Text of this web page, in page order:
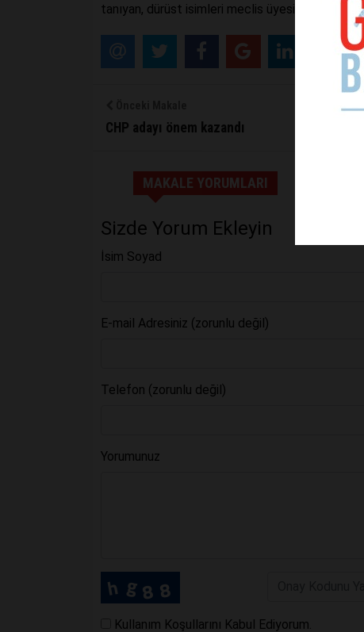
tanıyan, dürüst isimleri meclis üyesi adayı
CHP adayı önem kazandı
MAKALE YORUMLARI
Sizde Yorum Ekleyin
İsim Soyad
E-mail Adresiniz (zorunlu değil)
Telefon (zorunlu değil)
Yorumunuz
Kullanım Koşullarını Kabul Ediyorum.